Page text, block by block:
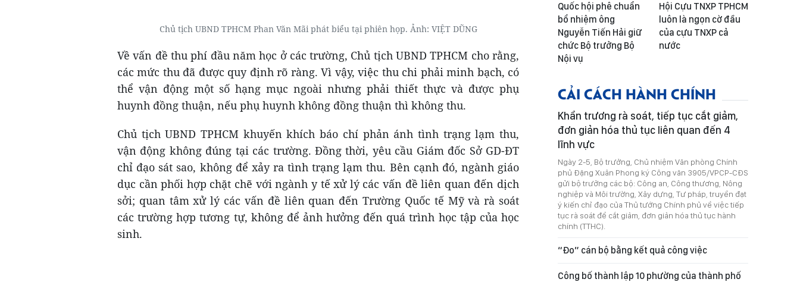
Chủ tịch UBND TPHCM Phan Văn Mãi phát biểu tại phiên họp. Ảnh: VIỆT DŨNG
Về vấn đề thu phí đầu năm học ở các trường, Chủ tịch UBND TPHCM cho rằng,
các mức thu đã được quy định rõ ràng. Vì vậy, việc thu chi phải minh bạch, có
thể vận động một số hạng mục ngoài nhưng phải thiết thực và được phụ
huynh đồng thuận, nếu phụ huynh không đồng thuận thì không thu.
Chủ tịch UBND TPHCM khuyến khích báo chí phản ánh tình trạng lạm thu,
vận động không đúng tại các trường. Đồng thời, yêu cầu Giám đốc Sở GD-ĐT
chỉ đạo sát sao, không để xảy ra tình trạng lạm thu. Bên cạnh đó, ngành giáo
dục cần phối hợp chặt chẽ với ngành y tế xử lý các vấn đề liên quan đến dịch
sởi; quan tâm xử lý các vấn đề liên quan đến Trường Quốc tế Mỹ và rà soát
các trường hợp tương tự, không để ảnh hưởng đến quá trình học tập của học
sinh.
Quốc hội phê chuẩn
bổ nhiệm ông
Nguyễn Tiến Hải giữ
chức Bộ trưởng Bộ
Nội vụ
Hội Cựu TNXP TPHCM
luôn là ngọn cờ đầu
của cựu TNXP cả
nước
CẢI CÁCH HÀNH CHÍNH
Khẩn trương rà soát, tiếp tục cắt giảm,
đơn giản hóa thủ tục liên quan đến 4
lĩnh vực
Ngày 2-5, Bộ trưởng, Chủ nhiệm Văn phòng Chính
phủ Đặng Xuân Phong ký Công văn 3905/VPCP-CĐS
gửi bộ trưởng các bộ: Công an, Công thương, Nông
nghiệp và Môi trường, Xây dựng, Tư pháp, truyền đạt
ý kiến chỉ đạo của Thủ tướng Chính phủ về việc tiếp
tục rà soát để cắt giảm, đơn giản hóa thủ tục hành
chính (TTHC).
“Đo” cán bộ bằng kết quả công việc
Công bố thành lập 10 phường của thành phố